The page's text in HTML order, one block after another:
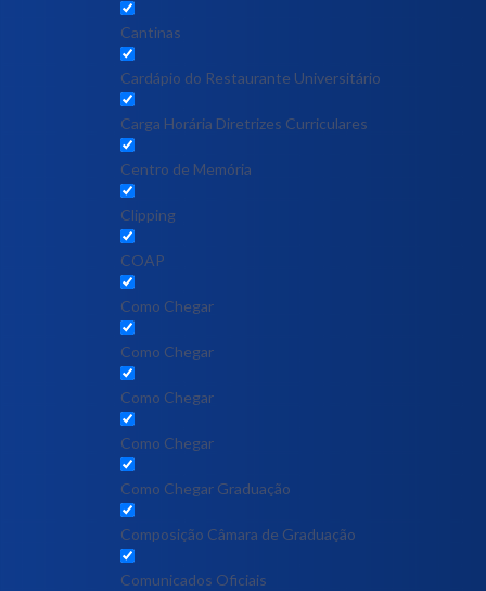
Cantinas
Cardápio do Restaurante Universitário
Carga Horária Diretrizes Curriculares
Centro de Memória
Clipping
COAP
Como Chegar
Como Chegar
Como Chegar
Como Chegar
Como Chegar Graduação
Composição Câmara de Graduação
Comunicados Oficiais